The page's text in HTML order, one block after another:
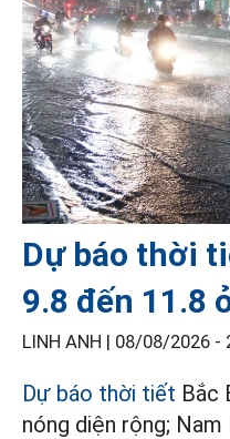
Dự báo thời
9.8 đến 11.8
LINH ANH | 08/08/2026 -
Dự báo thời tiết Bắc
nóng diện rộng;